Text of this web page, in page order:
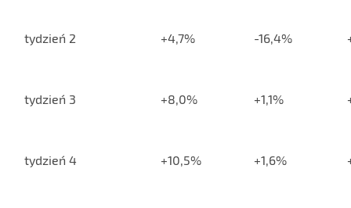
tydzień 2 +4,7% -16,4%
tydzień 3 +8,0% +1,1%
tydzień 4 +10,5% +1,6%